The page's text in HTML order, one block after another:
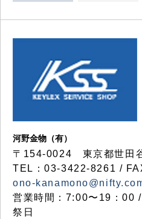
河野金物（有）
〒154-0024 東京都世田
TEL：03-3422-8261 /
ono-
営業時間：7:00〜19：00
祭日